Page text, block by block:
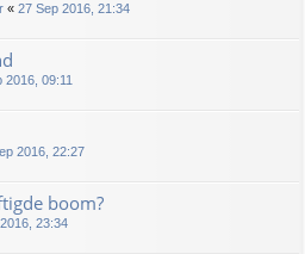
« 27 Sep 2016, 21:34
2016, 09:11
2016, 22:27
boom?
23:34